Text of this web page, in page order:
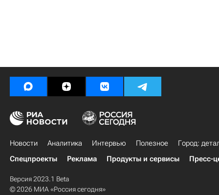
Новости Аналитика Интервью Полезное
Город:
Спецпроекты
Реклама Продукты и сервисы Пресс-
Версия 2023.1 Beta
© 2026 МИА «Россия сегодня»